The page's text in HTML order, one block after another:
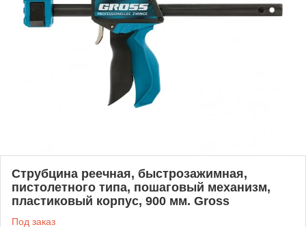
Струбцина реечная, быстрозажимная,
пистолетного типа, пошаговый механизм,
пластиковый корпус, 900 мм. Gross
Под заказ